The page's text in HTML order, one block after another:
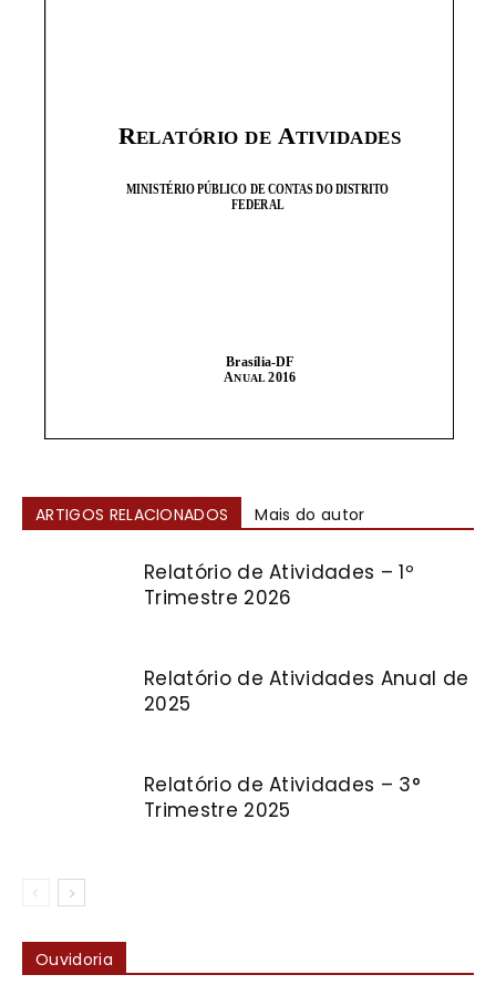
ARTIGOS RELACIONADOS Mais do autor
Relatório de Atividades – 1º
Trimestre 2026
Relatório de Atividades Anual de
2025
Relatório de Atividades – 3°
Trimestre 2025
Ouvidoria